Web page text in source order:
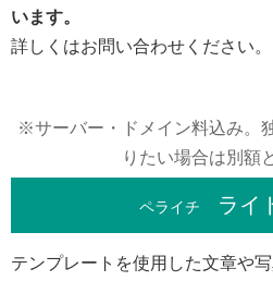
います。
詳しくはお問い合わせください。
※サーバー・ドメイン料込み。
りたい場合は別額
ペライチ ライ
テンプレートを使用した文章や